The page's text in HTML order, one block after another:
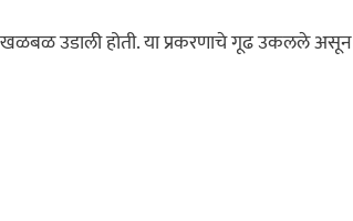
उडाली होती. या प्रकरणाचे गूढ उकलले असून